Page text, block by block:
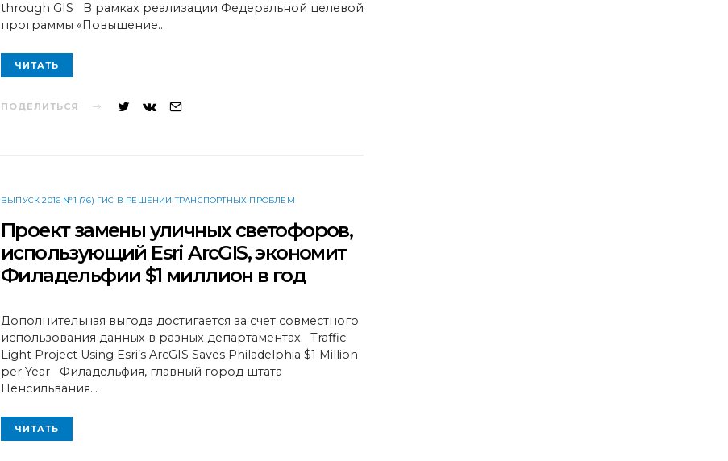
through GIS В рамках реализации Федеральной целевой
программы «Повышение…
ЧИТАТЬ
ПОДЕЛИТЬСЯ
ВЫПУСК 2016 №1 (76) ГИС В РЕШЕНИИ ТРАНСПОРТНЫХ ПРОБЛЕМ
Проект замены уличных светофоров,
использующий Esri ArcGIS, экономит
Филадельфии $1 миллион в год
Дополнительная выгода достигается за счет совместного
использования данных в разных департаментах Traffic
Light Project Using Esri’s ArcGIS Saves Philadelphia $1 Million
per Year Филадельфия, главный город штата
Пенсильвания…
ЧИТАТЬ